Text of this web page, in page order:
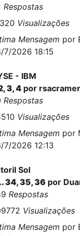
Respostas
Visualizações
Mensagem por
7/2026 18:15
- IBM
,3,4 por
Respostas
Visualizações
Mensagem por
7/2026 12:13
Sol
34,35,36 por
Respostas
Visualizações
Mensagem por